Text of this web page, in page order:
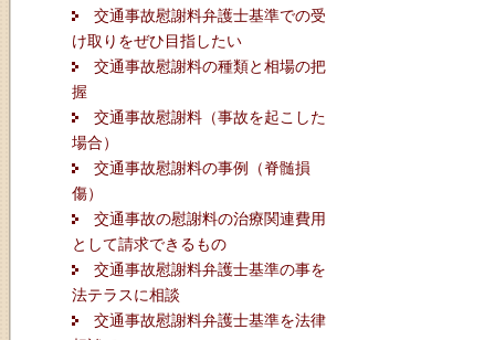
交通事故慰謝料弁護士基準での受
け取りをぜひ目指したい
交通事故慰謝料の種類と相場の把
握
交通事故慰謝料（事故を起こした
場合）
交通事故慰謝料の事例（脊髄損
傷）
交通事故の慰謝料の治療関連費用
として請求できるもの
交通事故慰謝料弁護士基準の事を
法テラスに相談
交通事故慰謝料弁護士基準を法律